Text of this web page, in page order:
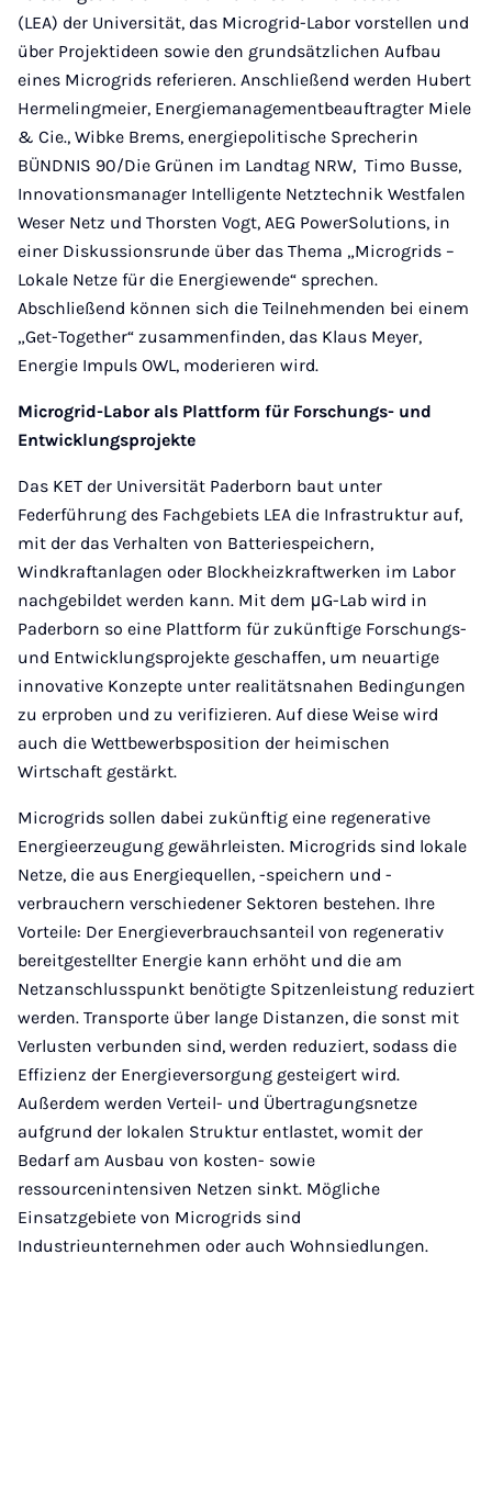
(LEA) der Universität, das Microgrid-Labor vorstellen und
über Projektideen sowie den grundsätzlichen Aufbau
eines Microgrids referieren. Anschließend werden Hubert
Hermelingmeier, Energiemanagementbeauftragter Miele
& Cie., Wibke Brems, energiepolitische Sprecherin
BÜNDNIS 90/Die Grünen im Landtag NRW, Timo Busse,
Innovationsmanager Intelligente Netztechnik Westfalen
Weser Netz und Thorsten Vogt, AEG PowerSolutions, in
einer Diskussionsrunde über das Thema „Microgrids –
Lokale Netze für die Energiewende“ sprechen.
Abschließend können sich die Teilnehmenden bei einem
„Get-Together“ zusammenfinden, das Klaus Meyer,
Energie Impuls OWL, moderieren wird.
Microgrid-Labor als Plattform für Forschungs- und
Entwicklungsprojekte
Das KET der Universität Paderborn baut unter
Federführung des Fachgebiets LEA die Infrastruktur auf,
mit der das Verhalten von Batteriespeichern,
Windkraftanlagen oder Blockheizkraftwerken im Labor
nachgebildet werden kann. Mit dem μG-Lab wird in
Paderborn so eine Plattform für zukünftige Forschungs-
und Entwicklungsprojekte geschaffen, um neuartige
innovative Konzepte unter realitätsnahen Bedingungen
zu erproben und zu verifizieren. Auf diese Weise wird
auch die Wettbewerbsposition der heimischen
Wirtschaft gestärkt.
Microgrids sollen dabei zukünftig eine regenerative
Energieerzeugung gewährleisten. Microgrids sind lokale
Netze, die aus Energiequellen, -speichern und -
verbrauchern verschiedener Sektoren bestehen. Ihre
Vorteile: Der Energieverbrauchsanteil von regenerativ
bereitgestellter Energie kann erhöht und die am
Netzanschlusspunkt benötigte Spitzenleistung reduziert
werden. Transporte über lange Distanzen, die sonst mit
Verlusten verbunden sind, werden reduziert, sodass die
Effizienz der Energieversorgung gesteigert wird.
Außerdem werden Verteil- und Übertragungsnetze
aufgrund der lokalen Struktur entlastet, womit der
Bedarf am Ausbau von kosten- sowie
ressourcenintensiven Netzen sinkt. Mögliche
Einsatzgebiete von Microgrids sind
Industrieunternehmen oder auch Wohnsiedlungen.